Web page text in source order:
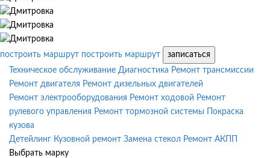
построить маршрут построить маршрут
записаться
Техническое обслуживание Диагностика Ремонт трансмиссии
Ремонт двигателя Ремонт дизельных двигателей
Ремонт электрооборудования Ремонт ходовой Ремонт
рулевого управления Ремонт тормозной системы
Покраска
кузова
Детейлинг Кузовной ремонт Замена стекол Ремонт АКПП
Выбрать марку